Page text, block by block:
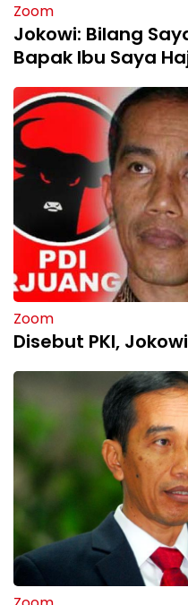
Zoom
Jokowi: Bilang
Bapak Ibu Saya
Zoom
Disebut PKI,